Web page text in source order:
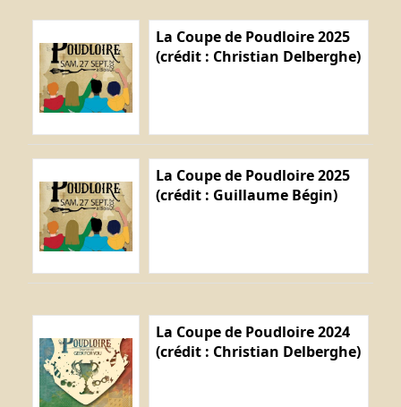
La Coupe de Poudloire 2025
(crédit : Christian Delberghe)
La Coupe de Poudloire 2025
(crédit : Guillaume Bégin)
La Coupe de Poudloire 2024
(crédit : Christian Delberghe)